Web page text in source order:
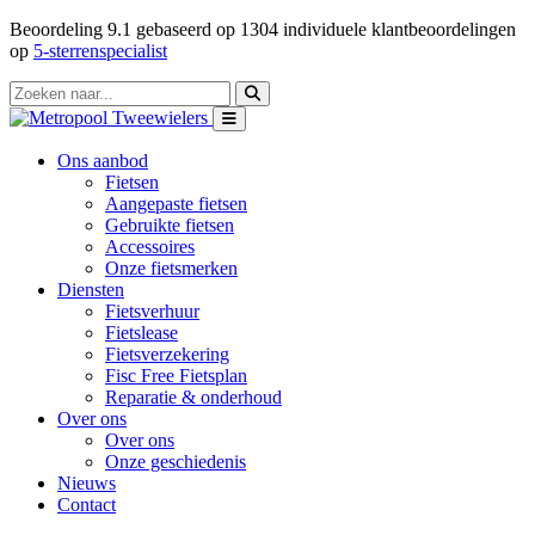
Beoordeling 9.1 gebaseerd op 1304 individuele klantbeoordelingen
op 5-sterrenspecialist
Ons aanbod
Fietsen
Aangepaste fietsen
Gebruikte fietsen
Accessoires
Onze fietsmerken
Diensten
Fietsverhuur
Fietslease
Fietsverzekering
Fisc Free Fietsplan
Reparatie & onderhoud
Over ons
Over ons
Onze geschiedenis
Nieuws
Contact